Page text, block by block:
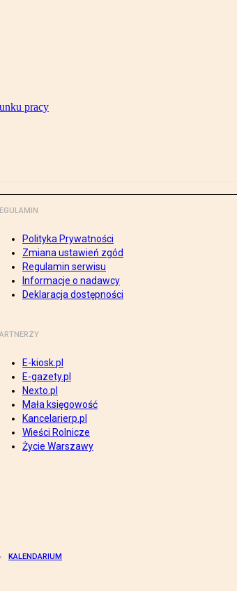
pracy
Polityka Prywatności
Zmiana ustawień zgód
Regulamin serwisu
Informacje o nadawcy
Deklaracja dostępności
E-kiosk.pl
E-gazety.pl
Nexto.pl
Mała księgowość
Kancelarierp.pl
Wieści Rolnicze
Życie Warszawy
KALENDARIUM